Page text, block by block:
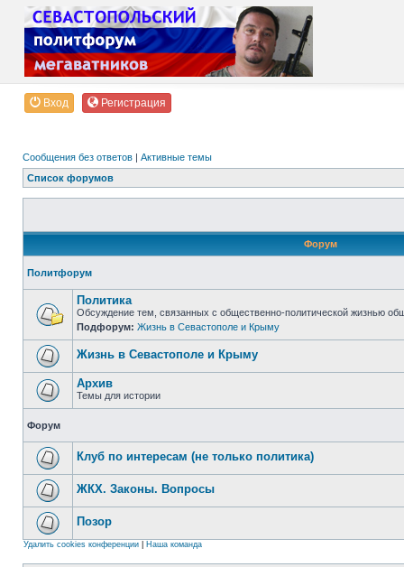
Вход Регистрация
Сообщения без ответов | Активные темы
Список форумов
Форум
Политфорум
Политика
Обсуждение тем, связанных с общественно-политической жизнью
Подфорум: Жизнь в Севастополе и Крыму
Жизнь в Севастополе и Крыму
Архив
Темы для истории
Форум
Клуб по интересам (не только политика)
ЖКХ. Законы. Вопросы
Позор
Удалить cookies конференции Наша команда